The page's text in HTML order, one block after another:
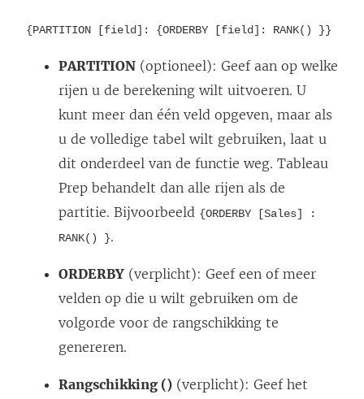
{PARTITION [field]: {ORDERBY [field]: RANK() }}
PARTITION (optioneel): Geef aan op welke
rijen u de berekening wilt uitvoeren. U
kunt meer dan één veld opgeven, maar als
u de volledige tabel wilt gebruiken, laat u
dit onderdeel van de functie weg. Tableau
Prep behandelt dan alle rijen als de
partitie. Bijvoorbeeld {ORDERBY [Sales] :
RANK() }.
ORDERBY (verplicht): Geef een of meer
velden op die u wilt gebruiken om de
volgorde voor de rangschikking te
genereren.
Rangschikking () (verplicht): Geef het